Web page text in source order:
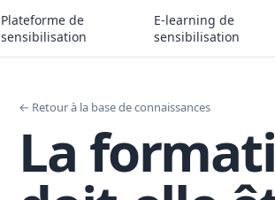
Plateforme de
sensibilisation
E-learning de
sensibilisation
← Retour à la base de connaissances
La